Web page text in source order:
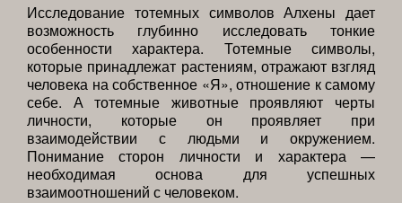
Исследование тотемных символов Алхены дает
возможность глубинно исследовать тонкие
особенности характера. Тотемные символы,
которые принадлежат растениям, отражают взгляд
человека на собственное «Я», отношение к самому
себе. А тотемные животные проявляют черты
личности, которые он проявляет при
взаимодействии с людьми и окружением.
Понимание сторон личности и характера —
необходимая основа для успешных
взаимоотношений с человеком.